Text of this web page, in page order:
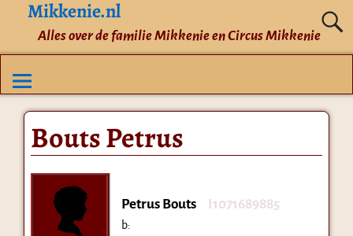
Mikkenie.nl
Alles over de familie Mikkenie en Circus Mikkenie
Bouts Petrus
Petrus Bouts I1071689885
b: